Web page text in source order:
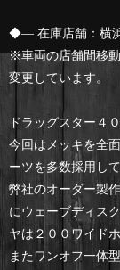
◆— 在庫店舗：横
※車両の店舗間移
変更しています。
ドラッグスター４
今回はメッキを全
ーツを多数採用し
弊社のオーダー製
にウェーブディス
ヤは２００ワイド
またワンオフ一体